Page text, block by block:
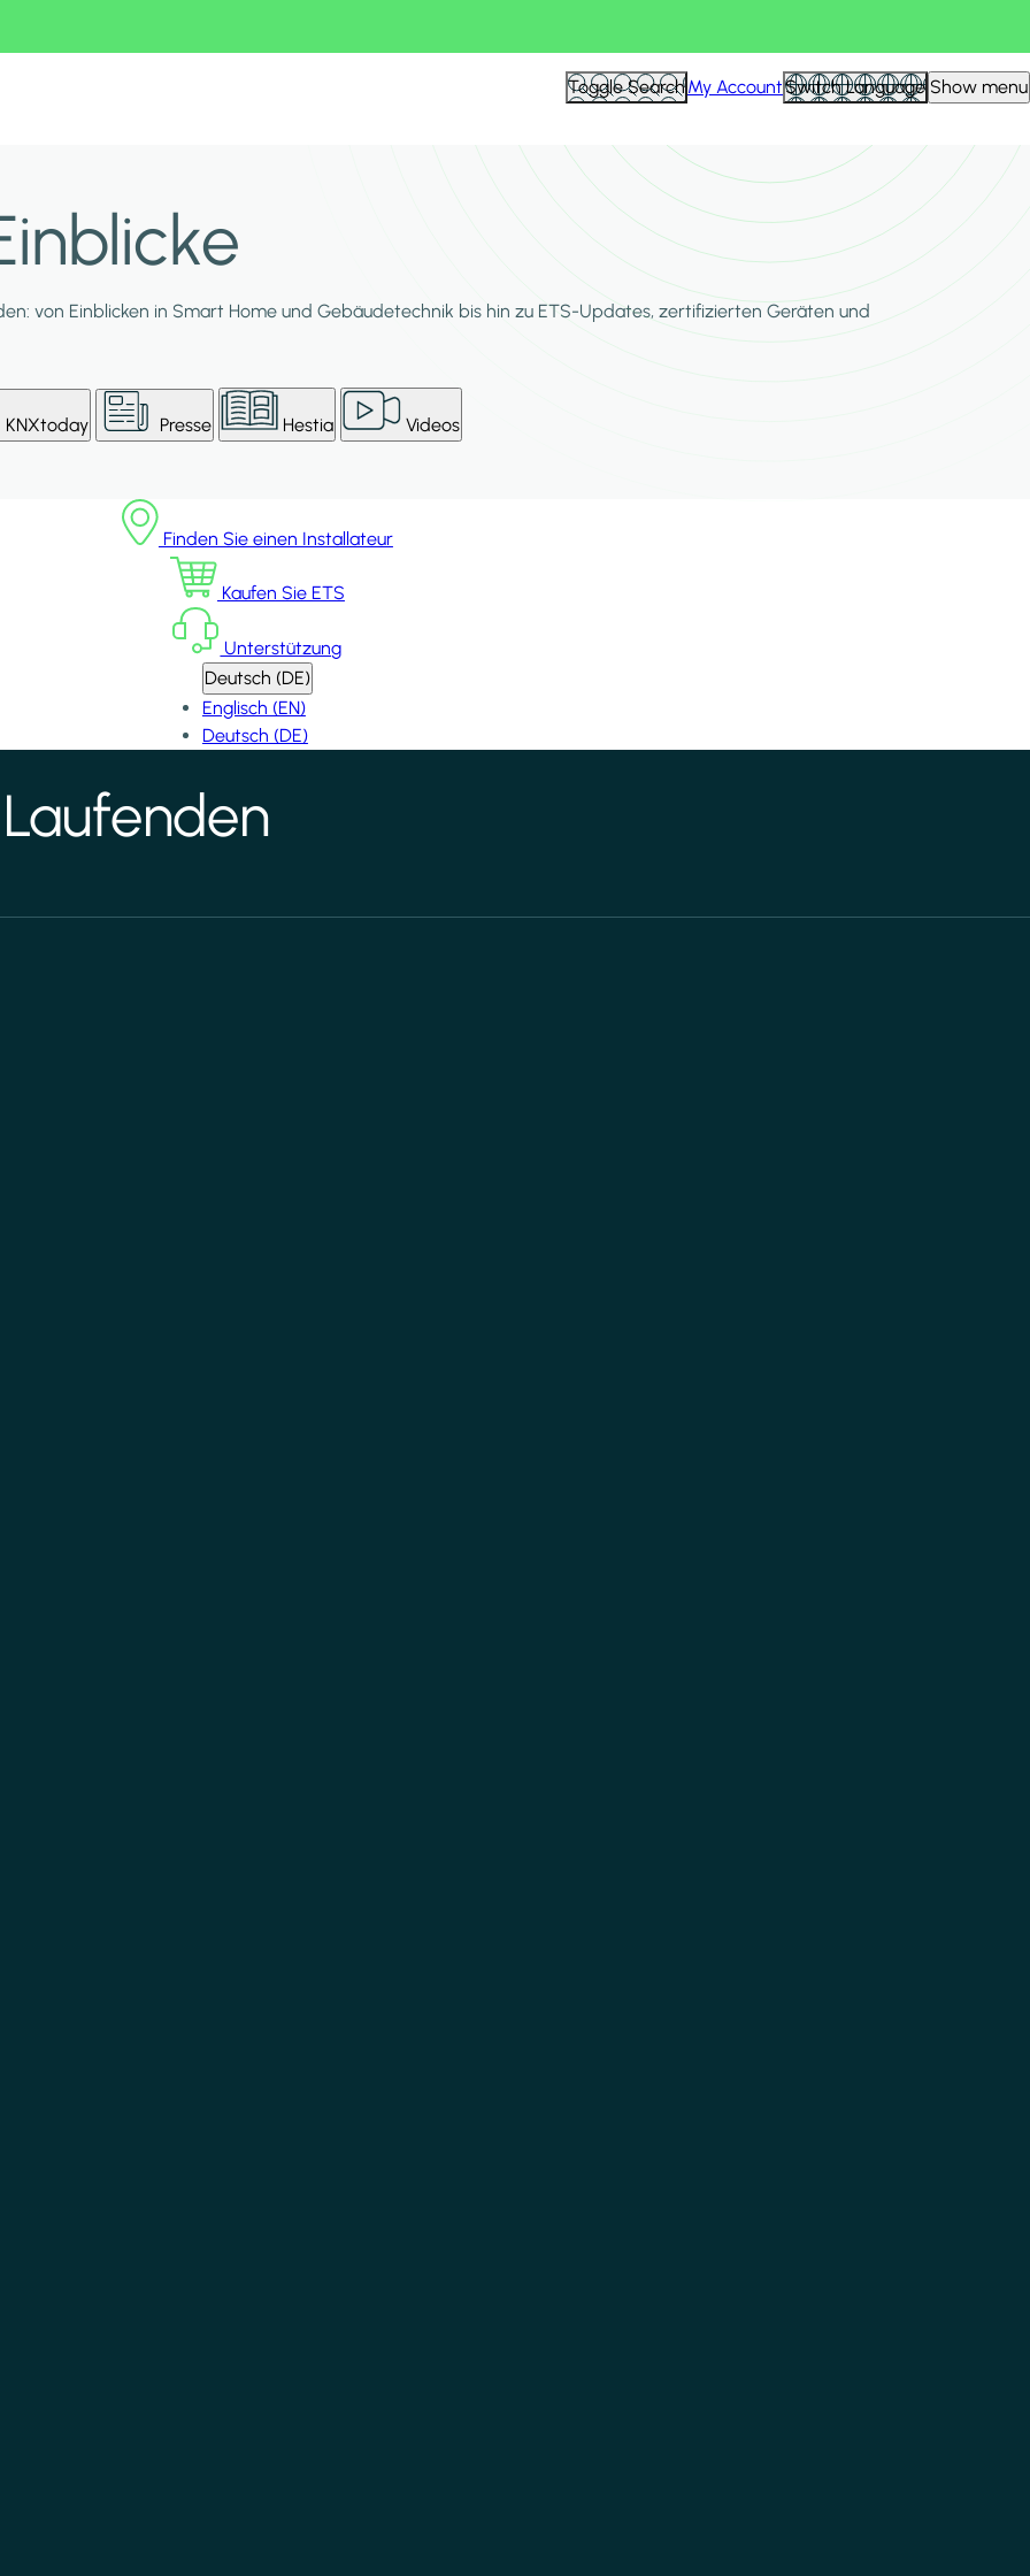
Toggle SearchMy AccountSwitch Language Show menu
von Einblicken in Smart Home und Gebäudetechnik bis hin zu ETS-Updates, zertifizierten Geräten und
KNXtoday Presse Hestia Videos
Finden Sie einen Installateur
Kaufen Sie ETS
Unterstützung
Deutsch (DE)
Englisch (EN)
Deutsch (DE)